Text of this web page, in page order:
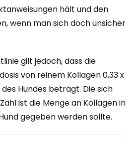
hält und den
wenn man sich doch unsicher
gilt jedoch, dass die
von reinem Kollagen 0,33 x
Hundes beträgt. Die sich
ist die Menge an Kollagen in
gegeben werden sollte.